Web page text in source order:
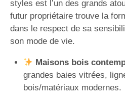
styles est l’un des grands
futur propriétaire trouve la
dans le respect de sa
son mode de vie.
Maisons bois
grandes baies vitrées,
bois/matériaux modernes.